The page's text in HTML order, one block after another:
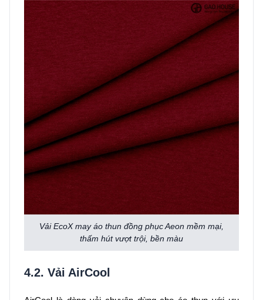
Vải EcoX may áo thun đồng phục Aeon mềm mại,
thấm hút vượt trội, bền màu
4.2. Vải AirCool